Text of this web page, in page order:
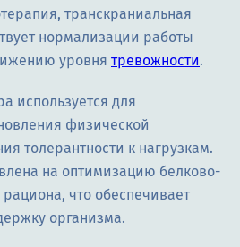
транскраниальная
нормализации работы
уровня тревожности.
используется для
физической
толерантности к нагрузкам.
на оптимизацию белково-
что обеспечивает
организма.